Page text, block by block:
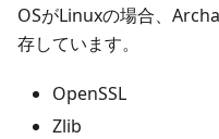
OSがLinuxの場合、
存しています。
OpenSSL
Zlib